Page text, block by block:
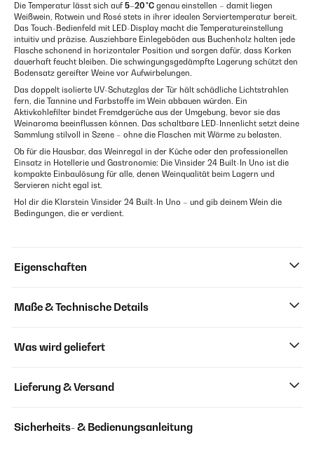
Die Temperatur lässt sich auf 5–20 °C genau einstellen – damit liegen
Weißwein, Rotwein und Rosé stets in ihrer idealen Serviertemperatur bereit.
Das Touch-Bedienfeld mit LED-Display macht die Temperatureinstellung
intuitiv und präzise. Ausziehbare Einlegeböden aus Buchenholz halten jede
Flasche schonend in horizontaler Position und sorgen dafür, dass Korken
dauerhaft feucht bleiben. Die schwingungsgedämpfte Lagerung schützt den
Bodensatz gereifter Weine vor Aufwirbelungen.
Das doppelt isolierte UV-Schutzglas der Tür hält schädliche Lichtstrahlen
fern, die Tannine und Farbstoffe im Wein abbauen würden. Ein
Aktivkohlefilter bindet Fremdgerüche aus der Umgebung, bevor sie das
Weinaroma beeinflussen können. Das schaltbare LED-Innenlicht setzt deine
Sammlung stilvoll in Szene – ohne die Flaschen mit Wärme zu belasten.
Ob für die Hausbar, das Weinregal in der Küche oder den professionellen
Einsatz in Hotellerie und Gastronomie: Die Vinsider 24 Built-In Uno ist die
kompakte Einbaulösung für alle, denen Weinqualität beim Lagern und
Servieren nicht egal ist.
Hol dir die Klarstein Vinsider 24 Built-In Uno – und gib deinem Wein die
Bedingungen, die er verdient.
Eigenschaften
Maße & Technische Details
Was wird geliefert
Lieferung & Versand
Sicherheits- & Bedienungsanleitung